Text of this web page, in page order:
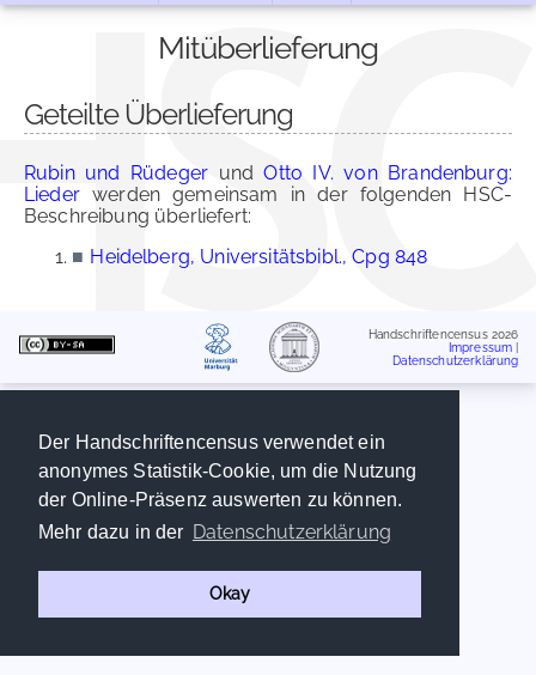
Der Handschriftencensus verwendet ein
anonymes Statistik-Cookie, um die Nutzung
der Online-Präsenz auswerten zu können.
Mehr dazu in der Datenschutzerklärung
Okay
Mitüberlieferung
Geteilte Überlieferung
Rubin und Rüdeger undOtto IV. von Brandenburg:
Liederwerden gemeinsam in der folgenden HSC-
Beschreibung überliefert:
■ Heidelberg, Universitätsbibl., Cpg 848
Handschriftencensus 2026
Impressum
Datenschutzerklärung